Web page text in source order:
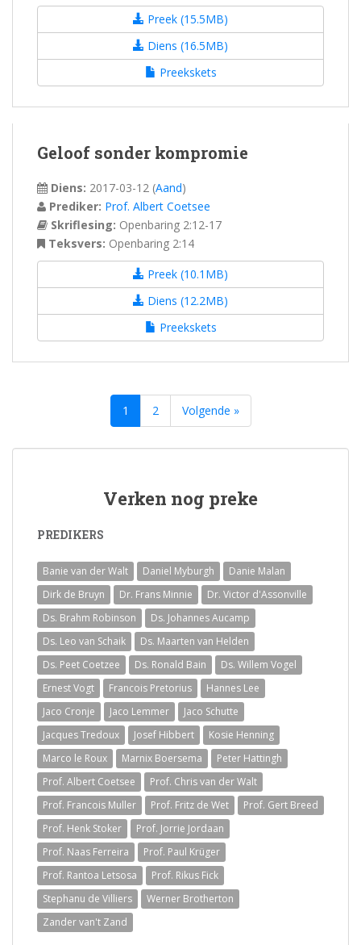
Preek (15.5MB)
Diens (16.5MB)
Preekskets
Geloof sonder kompromie
Diens: 2017-03-12 (Aand)
Prediker: Prof. Albert Coetsee
Skriflesing: Openbaring 2:12-17
Teksvers: Openbaring 2:14
Preek (10.1MB)
Diens (12.2MB)
Preekskets
1 2 Volgende »
Verken nog preke
PREDIKERS
Banie van der Walt Daniel Myburgh
Danie Malan
Dirk de Bruyn
Dr. Frans Minnie
Dr. Victor d'Assonville
Ds. Brahm Robinson
Ds. Johannes Aucamp
Ds. Leo van Schaik
Ds. Maarten van Helden
Ds. Peet Coetzee
Ds. Ronald Bain
Ds. Willem Vogel
Ernest Vogt
Francois Pretorius
Hannes Lee
Jaco Cronje
Jaco Lemmer
Jaco Schutte
Jacques Tredoux
Josef Hibbert
Kosie Henning
Marco le Roux
Marnix Boersema
Peter Hattingh
Prof. Albert Coetsee
Prof. Chris van der Walt
Prof. Francois Muller
Prof. Fritz de Wet
Prof. Gert Breed
Prof. Henk Stoker
Prof. Jorrie Jordaan
Prof. Naas Ferreira
Prof. Paul Krüger
Prof. Rantoa Letsosa
Prof. Rikus Fick
Stephanu de Villiers
Werner Brotherton
Zander van't Zand